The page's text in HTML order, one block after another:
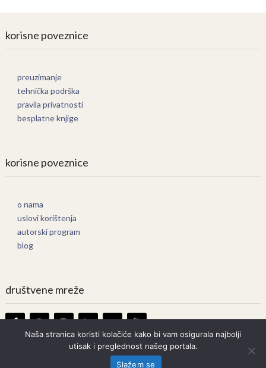
korisne poveznice
preuzimanje
tehnička podrška
pravila privatnosti
besplatne knjige
korisne poveznice
o nama
uslovi korištenja
autorski program
blog
društvene mreže
Knjige OnlineCopyright © 2026.
Naša stranica koristi kolačiće kako bi vam osigurala najbolji
utisak i preglednost našeg portala.
Slažem se